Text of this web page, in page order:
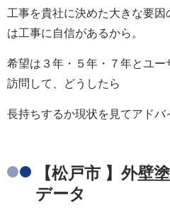
工事を貴社に決めた大きな要
は工事に自信があるから。
希望は３年・５年・７年とユ
訪問して、どうしたら
長持ちするか現状を見てアドバ
【松戸市 】外
データ